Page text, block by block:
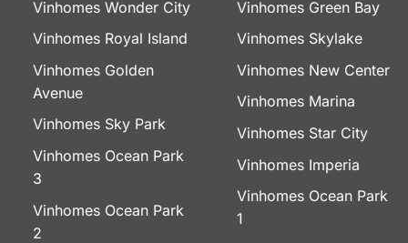
Vinhomes Wonder City
Vinhomes Royal Island
Vinhomes Golden
Avenue
Vinhomes Sky Park
Vinhomes Ocean Park
3
Vinhomes Ocean Park
2
Vinhomes Green Bay
Vinhomes Skylake
Vinhomes New Center
Vinhomes Marina
Vinhomes Star City
Vinhomes Imperia
Vinhomes Ocean Park
1